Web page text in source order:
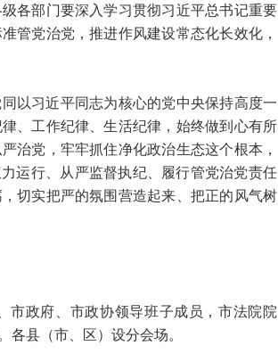
各部门要深入学习贯彻习近平总书记重要
管党治党，推进作风建设常态化长效化，
以习近平同志为核心的党中央保持高度一
、工作纪律、生活纪律，始终做到心有所
治党，牢牢抓住净化政治生态这个根本，
运行、从严监督执纪、履行管党治党责任
切实把严的氛围营造起来、把正的风气树
市政府、市政协领导班子成员，市法院院
县（市、区）设分会场。